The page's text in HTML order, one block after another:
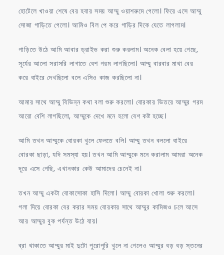
হোটেলে খাওয়া শেষে বের হবার সময় আম্মু ওয়াশরুমে গেলো। ফিরে এসে আম্মু
সোজা গাড়িতে গেলো। আমিও বিল পে করে গাড়ির দিকে যেতে লাগলাম।
গাড়িতে উঠে আমি আবার ড্রাইভ করা শুরু করলাম। অনেক বেলা হয়ে গেছে,
সূর্যের আলো সরাসরি লাগাতে বেশ গরম লাগছিলো। আম্মু বারবার মাথা বের
করে বাইরে দেখছিলো বলে এসিও কাজ করছিলো না।
আমার সাথে আম্মু বিভিন্ন কথা বলা শুরু করলো। বোরকার ভিতরে আম্মুর গরম
আরো বেশি লাগছিলো, আম্মুকে দেখে মনে হলো বেশ কষ্ট হচ্ছে।
আমি তখন আম্মুকে বোরকা খুলে ফেলতে বলি। আম্মু তখন বললো বাইরে
বোরকা ছাড়া, যদি সমস্যা হয়। তখন আমি আম্মুকে মনে করালাম আমরা অনেক
দূরে এসে গেছি, এখানকার কেউ আমাদের চেনেই না।
তখন আম্মু একটা বোকাসোকা হাসি দিলো। আম্মু বোরকা খোলা শুরু করলো।
গলা দিয়ে বোরকা বের করার সময় বোরকার সাথে আম্মুর কামিজও চলে আসে
আর আম্মুর বুক পর্যন্ত উঠে যায়।
ব্রা থাকাতে আম্মুর মাই দুটো পুরোপুরি খুলে না গেলেও আম্মুর বড় বড় স্তনের